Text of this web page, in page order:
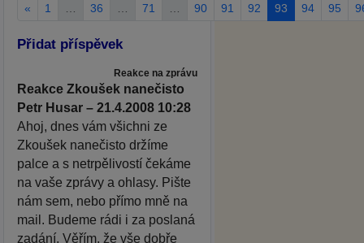
« 1 36 71 90 91 92 93 94 95
Přidat příspěvek
Reakce na zprávu
Reakce Zkoušek nanečisto
Petr Husar – 21.4.2008 10:28
Ahoj, dnes vám všichni ze
Zkoušek nanečisto držíme
palce a s netrpělivostí čekáme
na vaše zprávy a ohlasy. Pište
nám sem, nebo přímo mně na
mail. Budeme rádi i za poslaná
zadání. Věřím, že vše dobře